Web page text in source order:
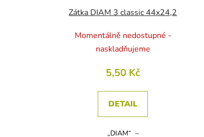
Zátka DIAM 3 classic 44x24,2
Momentálně nedostupné -
naskladňujeme
5,50 Kč
DETAIL
„DIAM“ –